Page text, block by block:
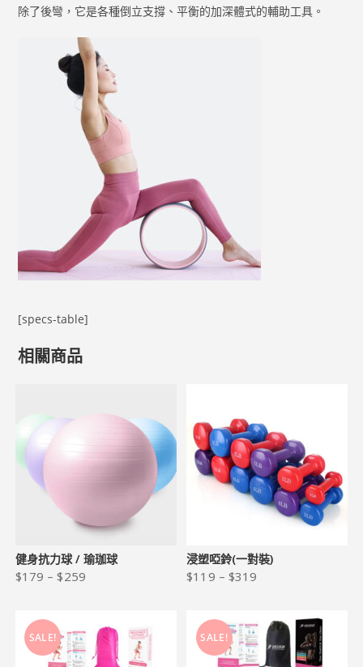
除了後彎，它是各種倒立支撐、平衡的加深體式的輔助工具。
[specs-table]
相關商品
健身抗力球 / 瑜珈球
$179 –$259
浸塑啞鈴(一對裝)
$119 – $319
SALE! SALE!